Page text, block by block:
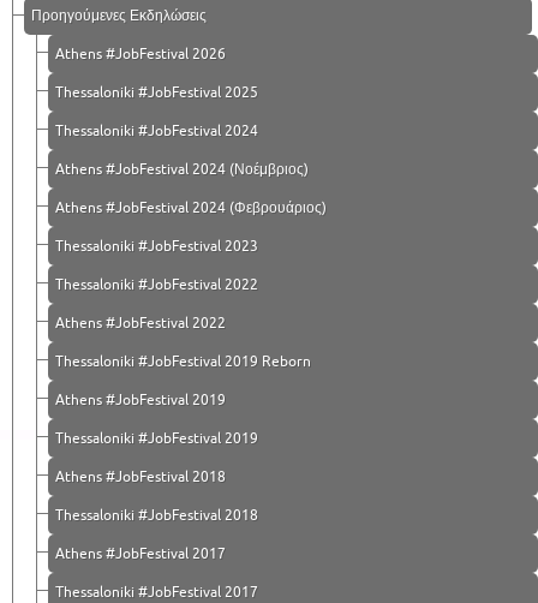
Προηγούμενες Εκδηλώσεις
Athens #JobFestival 2026
Thessaloniki #JobFestival 2025
Thessaloniki #JobFestival 2024
Athens #JobFestival 2024 (Νοέμβριος)
Athens #JobFestival 2024 (Φεβρουάριος)
Thessaloniki #JobFestival 2023
Thessaloniki #JobFestival 2022
Athens #JobFestival 2022
Thessaloniki #JobFestival 2019 Reborn
Athens #JobFestival 2019
Thessaloniki #JobFestival 2019
Athens #JobFestival 2018
Thessaloniki #JobFestival 2018
Athens #JobFestival 2017
Τhessaloniki #JobFestival 2017